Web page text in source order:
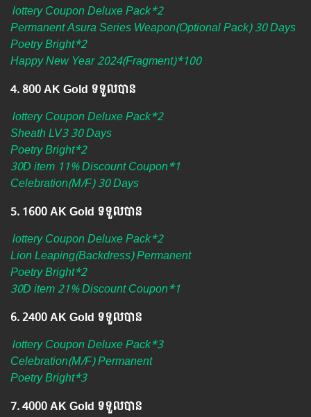
lottery Coupon Deluxe Pack*2
Permanent Asura Series Weapon(Optional Pack) 30 Days
Poetry Bright*2
Happy New Year 2024(Fragment)*100
4.​ 800 AK Gold ទទួលបាន
lottery Coupon Deluxe Pack*2
Sheath LV3 30 Days
Poetry Bright*2
30D item 11% Discount Coupon*1
Celebration(M/F) 30 Days
5.​ 1600 AK Gold ទទួលបាន
lottery Coupon Deluxe Pack*2
Lion Leaping(Backdress) Permanent
Poetry Bright*2
30D item 21% Discount Coupon*1
6. ​2400 AK Gold ទទួលបាន
lottery Coupon Deluxe Pack*3
Celebration(M/F) Permanent
Poetry Bright*3
7. 4000 AK Gold ទទួលបាន